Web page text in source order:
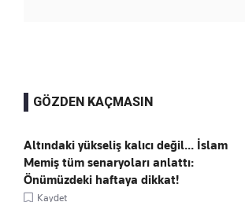
GÖZDEN KAÇMASIN
Altındaki yükseliş kalıcı değil... İslam
Memiş tüm senaryoları anlattı:
Önümüzdeki haftaya dikkat!
Kaydet